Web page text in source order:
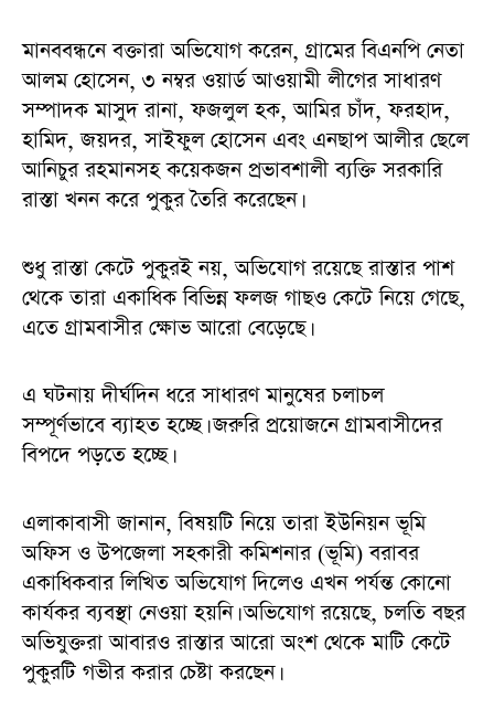
মানববন্ধনে বক্তারা অভিযোগ করেন, গ্রামের বিএনপি নেতা
আলম হোসেন, ৩ নম্বর ওয়ার্ড আওয়ামী লীগের সাধারণ
সম্পাদক মাসুদ রানা, ফজলুল হক, আমির চাঁদ, ফরহাদ,
হামিদ, জয়দর, সাইফুল হোসেন এবং এনছাপ আলীর ছেলে
আনিচুর রহমানসহ কয়েকজন প্রভাবশালী ব্যক্তি সরকারি
রাস্তা খনন করে পুকুর তৈরি করেছেন।
শুধু রাস্তা কেটে পুকুরই নয়, অভিযোগ রয়েছে রাস্তার পাশ
থেকে তারা একাধিক বিভিন্ন ফলজ গাছও কেটে নিয়ে গেছে,
এতে গ্রামবাসীর ক্ষোভ আরো বেড়েছে।
এ ঘটনায় দীর্ঘদিন ধরে সাধারণ মানুষের চলাচল
সম্পূর্ণভাবে ব্যাহত হচ্ছে। জরুরি প্রয়োজনে গ্রামবাসীদের
বিপদে পড়তে হচ্ছে।
এলাকাবাসী জানান, বিষয়টি নিয়ে তারা ইউনিয়ন ভূমি
অফিস ও উপজেলা সহকারী কমিশনার (ভূমি) বরাবর
একাধিকবার লিখিত অভিযোগ দিলেও এখন পর্যন্ত কোনো
কার্যকর ব্যবস্থা নেওয়া হয়নি। অভিযোগ রয়েছে, চলতি বছর
অভিযুক্তরা আবারও রাস্তার আরো অংশ থেকে মাটি কেটে
পুকুরটি গভীর করার চেষ্টা করছেন।